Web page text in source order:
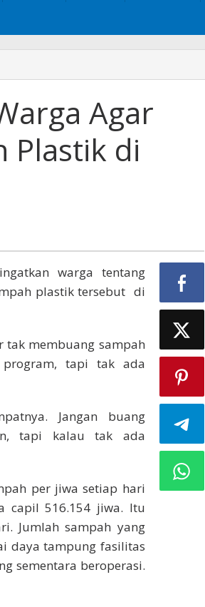
Agar
Plastik di
warga tentang
plastik tersebut di
tak membuang sampah
program, tapi tak ada
Jangan buang
tapi kalau tak ada
per jiwa setiap hari
capil 516.154 jiwa. Itu
Jumlah sampah yang
daya tampung fasilitas
sementara beroperasi.